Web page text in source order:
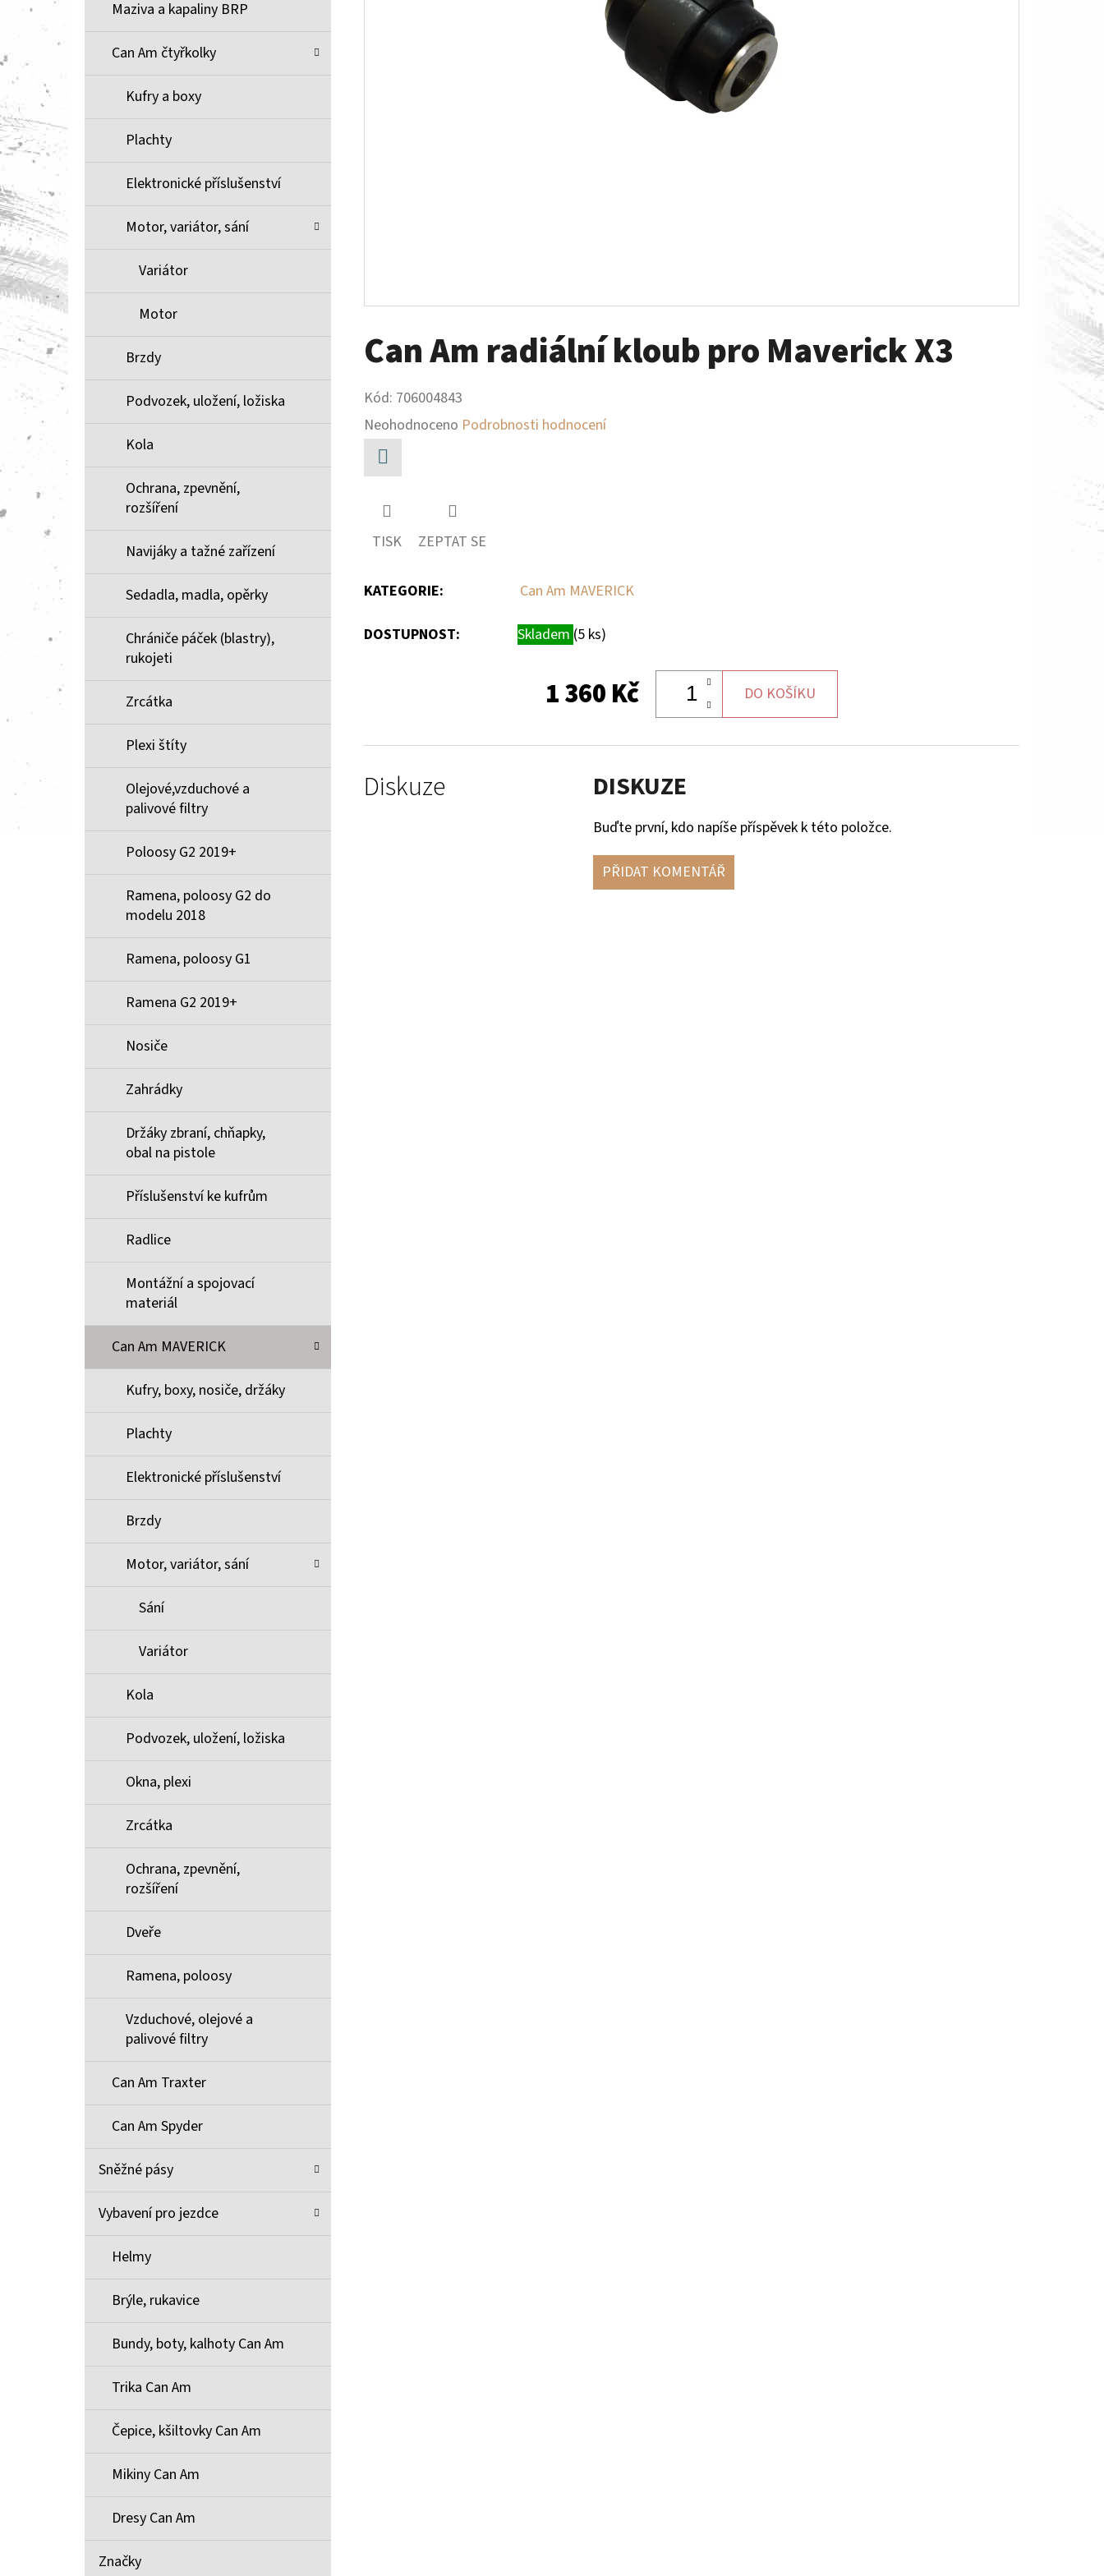
Maziva a kapaliny BRP
Can Am čtyřkolky
Kufry a boxy
Plachty
Elektronické příslušenství
Motor, variátor, sání
Variátor
Motor
Brzdy
Podvozek, uložení, ložiska
Kola
Ochrana, zpevnění,
rozšíření
Navijáky a tažné zařízení
Sedadla, madla, opěrky
Chrániče páček (blastry),
rukojeti
Zrcátka
Plexi štíty
Olejové,vzduchové a
palivové filtry
Poloosy G2 2019+
Ramena, poloosy G2 do
modelu 2018
Ramena, poloosy G1
Ramena G2 2019+
Nosiče
Zahrádky
Držáky zbraní, chňapky,
obal na pistole
Příslušenství ke kufrům
Radlice
Montážní a spojovací
materiál
Can Am MAVERICK
Kufry, boxy, nosiče, držáky
Plachty
Elektronické příslušenství
Brzdy
Motor, variátor, sání
Sání
Variátor
Kola
Podvozek, uložení, ložiska
Okna, plexi
Zrcátka
Ochrana, zpevnění,
rozšíření
Dveře
Ramena, poloosy
Vzduchové, olejové a
palivové filtry
Can Am Traxter
Can Am Spyder
Sněžné pásy
Vybavení pro jezdce
Helmy
Brýle, rukavice
Bundy, boty, kalhoty Can Am
Trika Can Am
Čepice, kšiltovky Can Am
Mikiny Can Am
Dresy Can Am
Značky
Can Am radiální kloub pro Maverick X3
Kód: 706004843
Průměrné
hodnocení
produktu
0,0
5
Neohodnoceno Podrobnosti hodnocení
TISK ZEPTAT SE
KATEGORIE: Can Am MAVERICK
DOSTUPNOST: Skladem (5 ks)
1 360 Kč DO KOŠÍKU
Diskuze DISKUZE
Buďte první, kdo napíše příspěvek k této položce.
PŘIDAT KOMENTÁŘ
BRZDOVÉ DESTIČKY ZE SLINUTÉHO KOVU
1 100 Kč
PALIVOVÉ ČERPADLO S MĚŘÁKEM PALIVA CAN-
AM
10 900 Kč